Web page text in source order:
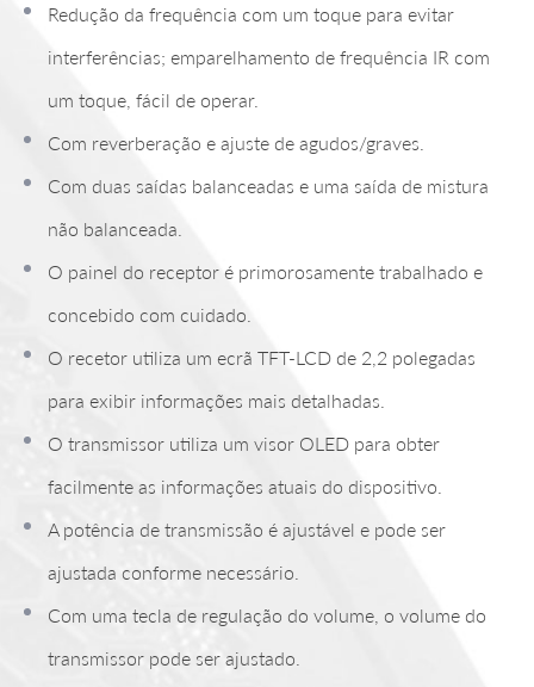
Redução da frequência com um toque para evitar
interferências; emparelhamento de frequência IR com
um toque, fácil de operar.
Com reverberação e ajuste de agudos/graves.
Com duas saídas balanceadas e uma saída de mistura
não balanceada.
O painel do receptor é primorosamente trabalhado e
concebido com cuidado.
O recetor utiliza um ecrã TFT-LCD de 2,2 polegadas
para exibir informações mais detalhadas.
O transmissor utiliza um visor OLED para obter
facilmente as informações atuais do dispositivo.
A potência de transmissão é ajustável e pode ser
ajustada conforme necessário.
Com uma tecla de regulação do volume, o volume do
transmissor pode ser ajustado.